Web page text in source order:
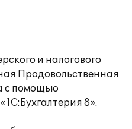
и налогового
Продовольственная
с помощью
8».